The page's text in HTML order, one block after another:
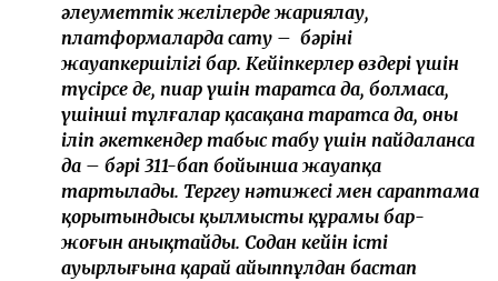
әлеуметтік желілерде жариялау,
платформаларда сату – бәрінің
жауапкершілігі бар. Кейіпкерлер өздері үшін
түсірсе де, пиар үшін таратса да, болмаса,
үшінші тұлғалар қасақана таратса да, оны
іліп әкеткендер табыс табу үшін пайдаланса
да – бәрі 311-бап бойынша жауапқа
тартылады. Тергеу нәтижесі мен сараптама
қорытындысы қылмыстың құрамы бар-
жоғын анықтайды. Содан кейін істің
ауырлығына қарай айыппұлдан бастап